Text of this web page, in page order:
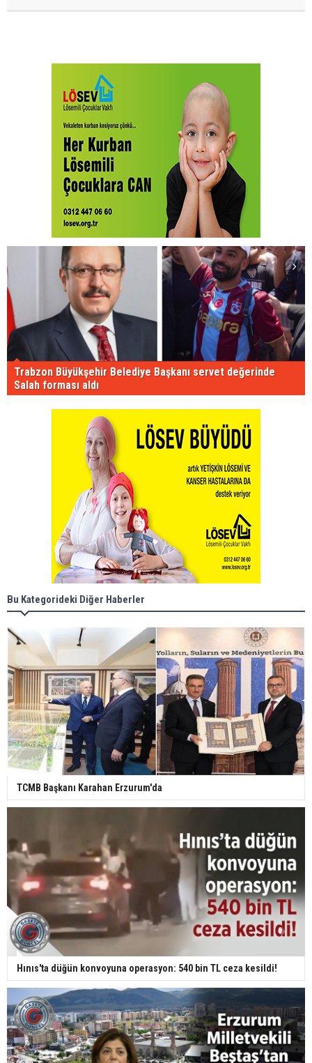
Trabzon Büyükşehir Belediye Başkanı servet değerinde
Salah forması aldı
Bu Kategorideki Diğer Haberler
TCMB Başkanı Karahan Erzurum'da
Hınıs'ta düğün konvoyuna operasyon: 540 bin TL ceza kesildi!